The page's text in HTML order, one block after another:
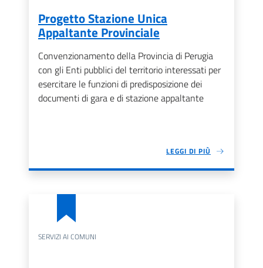
Progetto Stazione Unica
Appaltante Provinciale
Convenzionamento della Provincia di Perugia
con gli Enti pubblici del territorio interessati per
esercitare le funzioni di predisposizione dei
documenti di gara e di stazione appaltante
LEGGI DI PIÙ
SERVIZI AI COMUNI